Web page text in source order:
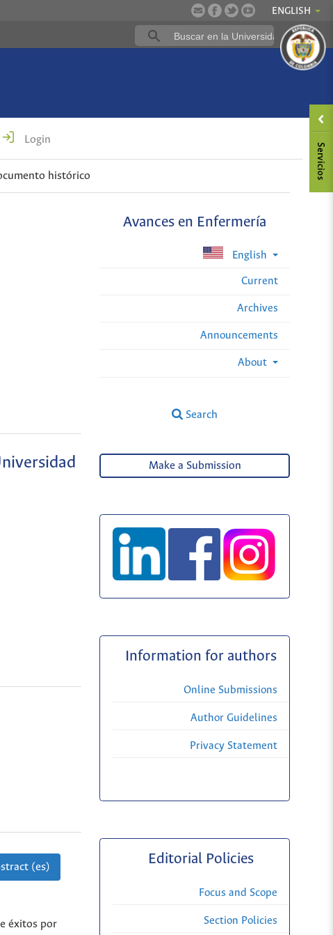
ENGLISH
Login
histórico
Avances en Enfermería
English
Current
Archives
Announcements
About
Search
(es)
éxitos por
Make a Submission
Information for authors
Online Submissions
Author Guidelines
Privacy Statement
Editorial Policies
Focus and Scope
Section Policies